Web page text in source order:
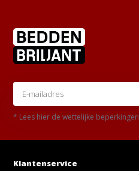
* Lees hier de wettelijke beperkingen
Klantenservice